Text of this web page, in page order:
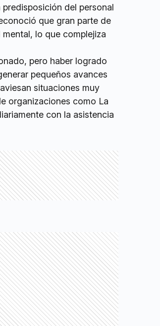
del personal
que gran parte de
lo que complejiza
pero haber logrado
pequeños avances
situaciones muy
organizaciones como La
con la asistencia